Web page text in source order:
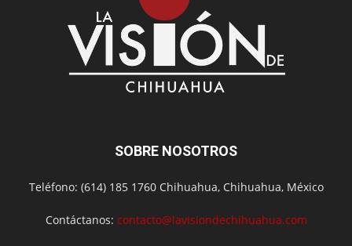
SOBRE NOSOTROS
Teléfono: (614) 185 1760 Chihuahua, Chihuahua, México
Contáctanos: contacto@lavisiondechihuahua.com